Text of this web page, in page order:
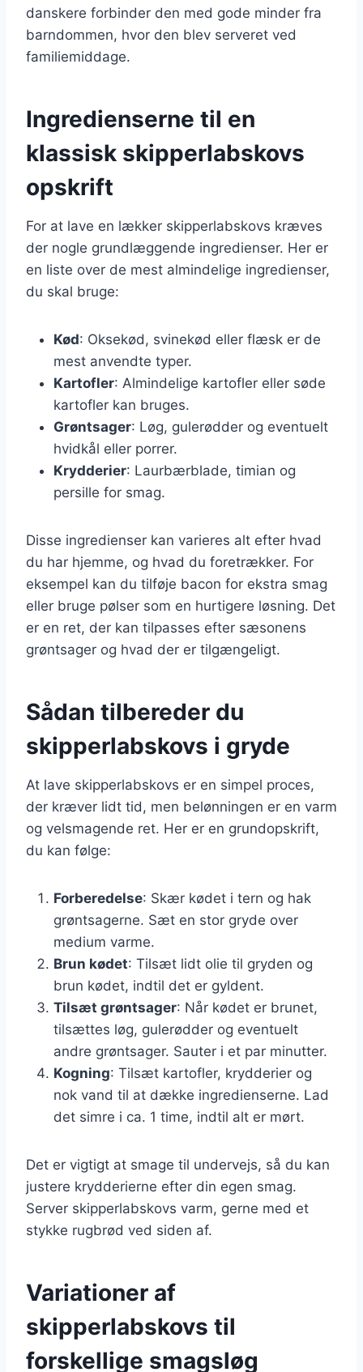
danskere forbinder den med gode minder fra
barndommen, hvor den blev serveret ved
familiemiddage.
Ingredienserne til en
klassisk skipperlabskovs
opskrift
For at lave en lækker skipperlabskovs kræves
der nogle grundlæggende ingredienser. Her er
en liste over de mest almindelige ingredienser,
du skal bruge:
Kød: Oksekød, svinekød eller flæsk er de
mest anvendte typer.
Kartofler: Almindelige kartofler eller søde
kartofler kan bruges.
Grøntsager: Løg, gulerødder og eventuelt
hvidkål eller porrer.
Krydderier: Laurbærblade, timian og
persille for smag.
Disse ingredienser kan varieres alt efter hvad
du har hjemme, og hvad du foretrækker. For
eksempel kan du tilføje bacon for ekstra smag
eller bruge pølser som en hurtigere løsning. Det
er en ret, der kan tilpasses efter sæsonens
grøntsager og hvad der er tilgængeligt.
Sådan tilbereder du
skipperlabskovs i gryde
At lave skipperlabskovs er en simpel proces,
der kræver lidt tid, men belønningen er en varm
og velsmagende ret. Her er en grundopskrift,
du kan følge:
Forberedelse: Skær kødet i tern og hak
grøntsagerne. Sæt en stor gryde over
medium varme.
Brun kødet: Tilsæt lidt olie til gryden og
brun kødet, indtil det er gyldent.
Tilsæt grøntsager: Når kødet er brunet,
tilsættes løg, gulerødder og eventuelt
andre grøntsager. Sauter i et par minutter.
Kogning: Tilsæt kartofler, krydderier og
nok vand til at dække ingredienserne. Lad
det simre i ca. 1 time, indtil alt er mørt.
Det er vigtigt at smage til undervejs, så du kan
justere krydderierne efter din egen smag.
Server skipperlabskovs varm, gerne med et
stykke rugbrød ved siden af.
Variationer af
skipperlabskovs til
forskellige smagsløg